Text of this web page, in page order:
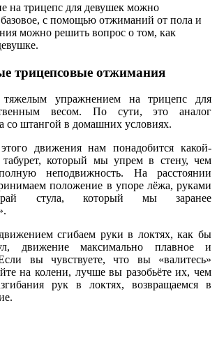
на трицепс для девушек можно
базовое, с помощью отжиманий от пола и
можно решить вопрос о том, как
трицепсовые отжимания
упражнением на трицепс для
весом. По сути, это аналог
со штангой в домашних условиях.
движения нам понадобится какой-
табурет, который мы упрем в стену, чем
неподвижность. На расстоянии
положение в упоре лёжа, руками
стула, который мы заранее
сгибаем руки в локтях, как бы
движение максимально плавное и
вы чувствуете, что вы «валитесь»
на колени, лучше вы разобьёте их, чем
рук в локтях, возвращаемся в